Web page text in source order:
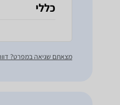
כללי
מצאתם שגיאה במפרט?